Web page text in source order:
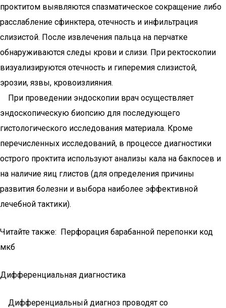
проктитом выявляются спазматическое сокращение либо
расслабление сфинктера, отечность и инфильтрация
слизистой. После извлечения пальца на перчатке
обнаруживаются следы крови и слизи. При ректоскопии
визуализируются отечность и гиперемия слизистой,
эрозии, язвы, кровоизлияния.
При проведении эндоскопии врач осуществляет
эндоскопическую биопсию для последующего
гистологического исследования материала. Кроме
перечисленных исследований, в процессе диагностики
острого проктита используют анализы кала на бакпосев и
на наличие яиц глистов (для определения причины
развития болезни и выбора наиболее эффективной
лечебной тактики).
Читайте также: Перфорация барабанной перепонки код
мкб
Дифференциальная диагностика
Дифференциальный диагноз проводят со